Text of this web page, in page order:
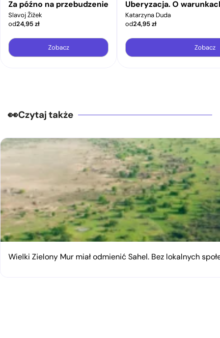
Za późno na przebudzenie
Slavoj Žižek
od24,95zł
Zobacz
Uberyzacja. O
Katarzyna Duda
od24,95zł
Zobacz
Czytaj także
Wielki Zielony Mur miał odmienić Sahel. Bez lokalnych